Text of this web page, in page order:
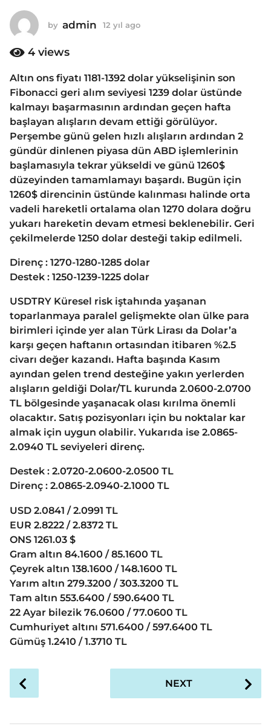
o
1
2
ı
l
a
g
o
by admin 12 yıl ago
a
g
o
4 views
Altın ons fiyatı 1181-1392 dolar yükselişinin son
Fibonacci geri alım seviyesi 1239 dolar üstünde
kalmayı başarmasının ardından geçen hafta
başlayan alışların devam ettiği görülüyor.
Perşembe günü gelen hızlı alışların ardından 2
gündür dinlenen piyasa dün ABD işlemlerinin
başlamasıyla tekrar yükseldi ve günü 1260$
düzeyinden tamamlamayı başardı. Bugün için
1260$ direncinin üstünde kalınması halinde orta
vadeli hareketli ortalama olan 1270 dolara doğru
yukarı hareketin devam etmesi beklenebilir. Geri
çekilmelerde 1250 dolar desteği takip edilmeli.
Direnç : 1270-1280-1285 dolar
Destek : 1250-1239-1225 dolar
USDTRY Küresel risk iştahında yaşanan
toparlanmaya paralel gelişmekte olan ülke para
birimleri içinde yer alan Türk Lirası da Dolar’a
karşı geçen haftanın ortasından itibaren %2.5
civarı değer kazandı. Hafta başında Kasım
ayından gelen trend desteğine yakın yerlerden
alışların geldiği Dolar/TL kurunda 2.0600-2.0700
TL bölgesinde yaşanacak olası kırılma önemli
olacaktır. Satış pozisyonları için bu noktalar kar
almak için uygun olabilir. Yukarıda ise 2.0865-
2.0940 TL seviyeleri direnç.
Destek : 2.0720-2.0600-2.0500 TL
Direnç : 2.0865-2.0940-2.1000 TL
USD 2.0841 / 2.0991 TL
EUR 2.8222 / 2.8372 TL
ONS 1261.03 $
Gram altın 84.1600 / 85.1600 TL
Çeyrek altın 138.1600 / 148.1600 TL
Yarım altın 279.3200 / 303.3200 TL
Tam altın 553.6400 / 590.6400 TL
22 Ayar bilezik 76.0600 / 77.0600 TL
Cumhuriyet altını 571.6400 / 597.6400 TL
Gümüş 1.2410 / 1.3710 TL
o
NEXT